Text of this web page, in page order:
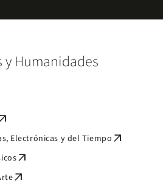
y Humanidades
Electrónicas y del Tiempo arrow_outward
arrow_outward
arrow_outward